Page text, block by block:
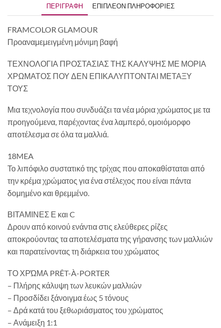
ΠΕΡΙΓΡΑΦΉ ΕΠΙΠΛΈΟΝ ΠΛΗΡΟΦΟΡΊΕΣ
FRAMCOLOR GLAMOUR
Προαναμεμειγμένη μόνιμη βαφή
ΤΕΧΝΟΛΟΓΙΑ ΠΡΟΣΤΑΣΙΑΣ ΤΗΣ ΚΑΛΥΨΗΣ ΜΕ ΜΟΡΙΑ
ΧΡΩΜΑΤΟΣ ΠΟΥ ΔΕΝ ΕΠΙΚΑΛΥΠΤΟΝΤΑΙ ΜΕΤΑΞΥ
ΤΟΥΣ
Μια τεχνολογία που συνδυάζει τα νέα μόρια χρώματος με τα
προηγούμενα, παρέχοντας ένα λαμπερό, ομοιόμορφο
αποτέλεσμα σε όλα τα μαλλιά.
18MEA
Το λιπόφιλο συστατικό της τρίχας που αποκαθίσταται από
την κρέμα χρώματος για ένα στέλεχος που είναι πάντα
δομημένο και θρεμμένο.
ΒΙΤΑΜΙΝΕΣ Ε και C
Δρουν από κοινού ενάντια στις ελεύθερες ρίζες
αποκρούοντας τα αποτελέσματα της γήρανσης των μαλλιών
και παρατείνοντας τη διάρκεια του χρώματος
ΤΟ ΧΡΏΜΑ PRÊT-À-PORTER
– Πλήρης κάλυψη των λευκών μαλλιών
– Προσδίδει ξάνοιγμα έως 5 τόνους
– Δρά κατά του ξεθωριάσματος του χρώματος
– Ανάμειξη 1:1